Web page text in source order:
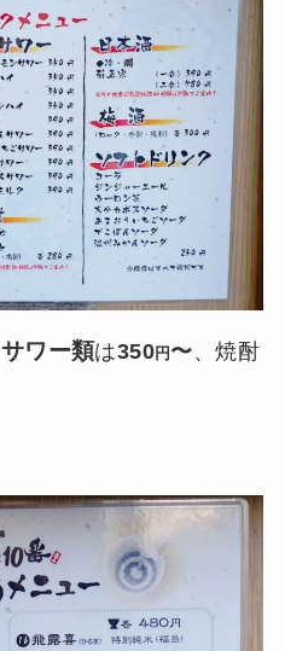
サワー類は350円 〜、焼酎